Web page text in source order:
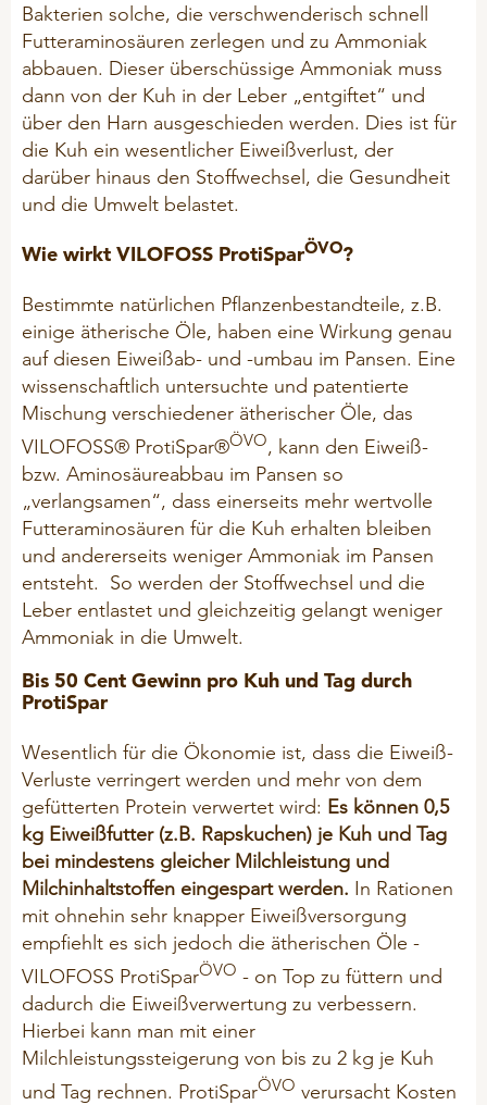
Bakterien solche, die verschwenderisch schnell
Futteraminosäuren zerlegen und zu Ammoniak
abbauen. Dieser überschüssige Ammoniak muss
dann von der Kuh in der Leber „entgiftet“ und
über den Harn ausgeschieden werden. Dies ist für
die Kuh ein wesentlicher Eiweißverlust, der
darüber hinaus den Stoffwechsel, die Gesundheit
und die Umwelt belastet.
Wie wirkt VILOFOSS ProtiSparÖVO?
Bestimmte natürlichen Pflanzenbestandteile, z.B.
einige ätherische Öle, haben eine Wirkung genau
auf diesen Eiweißab- und -umbau im Pansen. Eine
wissenschaftlich untersuchte und patentierte
Mischung verschiedener ätherischer Öle, das
VILOFOSS® ProtiSpar®ÖVO, kann den Eiweiß-
bzw. Aminosäureabbau im Pansen so
„verlangsamen“, dass einerseits mehr wertvolle
Futteraminosäuren für die Kuh erhalten bleiben
und andererseits weniger Ammoniak im Pansen
entsteht. So werden der Stoffwechsel und die
Leber entlastet und gleichzeitig gelangt weniger
Ammoniak in die Umwelt.
Bis 50 Cent Gewinn pro Kuh und Tag durch
ProtiSpar
Wesentlich für die Ökonomie ist, dass die Eiweiß-
Verluste verringert werden und mehr von dem
gefütterten Protein verwertet wird: Es können 0,5
kg Eiweißfutter (z.B. Rapskuchen) je Kuh und Tag
bei mindestens gleicher Milchleistung und
Milchinhaltstoffen eingespart werden. In Rationen
mit ohnehin sehr knapper Eiweißversorgung
empfiehlt es sich jedoch die ätherischen Öle -
VILOFOSS ProtiSparÖVO - on Top zu füttern und
dadurch die Eiweißverwertung zu verbessern.
Hierbei kann man mit einer
Milchleistungssteigerung von bis zu 2 kg je Kuh
und Tag rechnen. ProtiSparÖVO verursacht Kosten